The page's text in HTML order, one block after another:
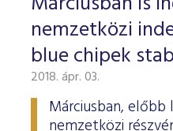
nemzetközi
blue chipek
2018. ápr. 03.
Márciusban,
nemzetközi